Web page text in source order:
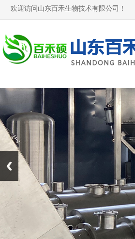
欢迎访问山东百禾生物技术有限公司！